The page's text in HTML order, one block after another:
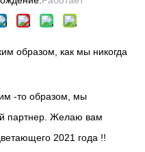
образом, как мы никогда
-то образом, мы
партнер. Желаю вам
2021 года !!